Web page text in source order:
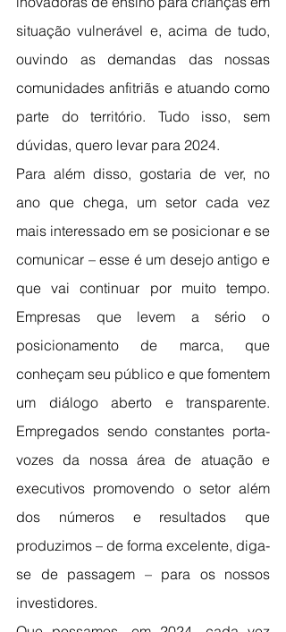
situação vulnerável e, acima de tudo,
ouvindo as demandas das nossas
comunidades anfitriãs e atuando como
parte do território. Tudo isso, sem
dúvidas, quero levar para 2024.
Para além disso, gostaria de ver, no
ano que chega, um setor cada vez
mais interessado em se posicionar e se
comunicar – esse é um desejo antigo e
que vai continuar por muito tempo.
Empresas que levem a sério o
posicionamento de marca, que
conheçam seu público e que fomentem
um diálogo aberto e transparente.
Empregados sendo constantes porta-
vozes da nossa área de atuação e
executivos promovendo o setor além
dos números e resultados que
produzimos – de forma excelente, diga-
se de passagem – para os nossos
investidores.